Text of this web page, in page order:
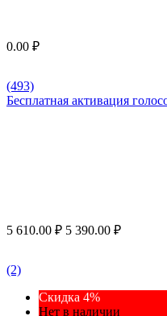
0.00 ₽
(493)
Бесплатная активация
5 610.00 ₽ 5 390.00 ₽
(2)
Скидка 4%
Нет в наличии